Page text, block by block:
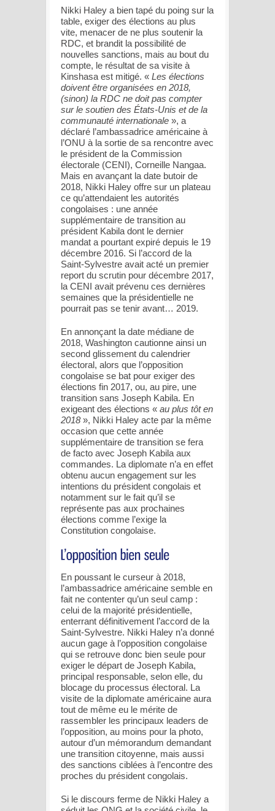
Nikki Haley a bien tapé du poing sur la
table, exiger des élections au plus
vite, menacer de ne plus soutenir la
RDC, et brandit la possibilité de
nouvelles sanctions, mais au bout du
compte, le résultat de sa visite à
Kinshasa est mitigé. « Les élections
doivent être organisées en 2018,
(sinon) la RDC ne doit pas compter
sur le soutien des États-Unis et de la
communauté internationale », a
déclaré l’ambassadrice américaine à
l’ONU à la sortie de sa rencontre avec
le président de la Commission
électorale (CENI), Corneille Nangaa.
Mais en avançant la date butoir de
2018, Nikki Haley offre sur un plateau
ce qu’attendaient les autorités
congolaises : une année
supplémentaire de transition au
président Kabila dont le dernier
mandat a pourtant expiré depuis le 19
décembre 2016. Si l’accord de la
Saint-Sylvestre avait acté un premier
report du scrutin pour décembre 2017,
la CENI avait prévenu ces dernières
semaines que la présidentielle ne
pourrait pas se tenir avant… 2019.
En annonçant la date médiane de
2018, Washington cautionne ainsi un
second glissement du calendrier
électoral, alors que l’opposition
congolaise se bat pour exiger des
élections fin 2017, ou, au pire, une
transition sans Joseph Kabila. En
exigeant des élections « au plus tôt en
2018», Nikki Haley acte par la même
occasion que cette année
supplémentaire de transition se fera
de facto avec Joseph Kabila aux
commandes. La diplomate n’a en effet
obtenu aucun engagement sur les
intentions du président congolais et
notamment sur le fait qu’il se
représente pas aux prochaines
élections comme l’exige la
Constitution congolaise.
En poussant le curseur à 2018,
l’ambassadrice américaine semble en
fait ne contenter qu’un seul camp :
celui de la majorité présidentielle,
enterrant définitivement l’accord de la
Saint-Sylvestre. Nikki Haley n’a donné
aucun gage à l’opposition congolaise
qui se retrouve donc bien seule pour
exiger le départ de Joseph Kabila,
principal responsable, selon elle, du
blocage du processus électoral. La
visite de la diplomate américaine aura
tout de même eu le mérite de
rassembler les principaux leaders de
l’opposition, au moins pour la photo,
autour d’un mémorandum demandant
une transition citoyenne, mais aussi
des sanctions ciblées à l’encontre des
proches du président congolais.
Si le discours ferme de Nikki Haley a